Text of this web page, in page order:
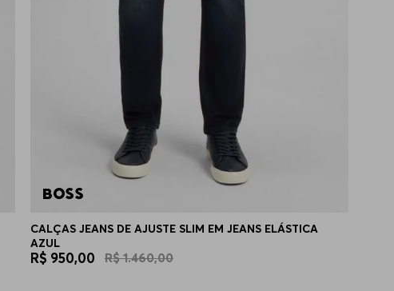
CALÇAS JEANS DE AJUSTE SLIM EM JEANS ELÁSTICA
AZUL
R$ 950,00 R$ 1.460,00